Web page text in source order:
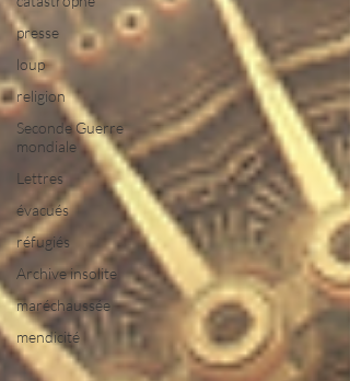
presse
loup
religion
Seconde Guerre
mondiale
Lettres
évacués
réfugiés
Archive insolite
maréchaussée
mendicité